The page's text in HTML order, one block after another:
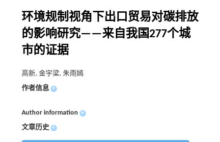
环境规制视角下出口贸易对碳排放
的影响研究——来自我国277个城
市的证据
高新, 金宇梁, 朱雨嫣
作者信息 +
Author information +
文章历史 +